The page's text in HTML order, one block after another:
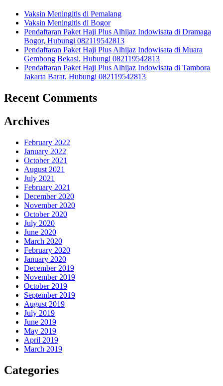
Vaksin Meningitis di Pemalang
Vaksin Meningitis di Bogor
Pendaftaran Paket Haji Plus Alhijaz Indowisata di Dramaga
Bogor, Hubungi 082119542813
Pendaftaran Paket Haji Plus Alhijaz Indowisata di Muara
Gembong Bekasi, Hubungi 082119542813
Pendaftaran Paket Haji Plus Alhijaz Indowisata di Tambora
Jakarta Barat, Hubungi 082119542813
Recent Comments
Archives
February 2022
January 2022
October 2021
August 2021
July 2021
February 2021
December 2020
November 2020
October 2020
July 2020
June 2020
March 2020
February 2020
January 2020
December 2019
November 2019
October 2019
September 2019
August 2019
July 2019
June 2019
May 2019
April 2019
March 2019
Categories